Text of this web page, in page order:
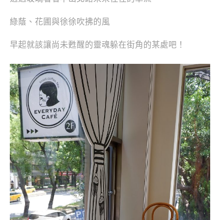
綠蔭、花圃與徐徐吹拂的風
早起就該讓尚未甦醒的靈魂躲在街角的某處吧！